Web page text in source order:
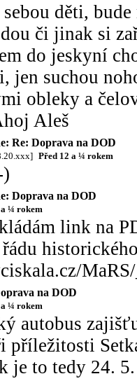
sebou děti,
či jinak si
do jeskyní
jen suchou
obleky a
Aleš
Re: Doprava na DOD
Před 12 a ¼ rokem
Doprava na DOD
¼ rokem
link na
na DOD
¼ rokem
autobus
příležitosti
je to tedy 24. 5.